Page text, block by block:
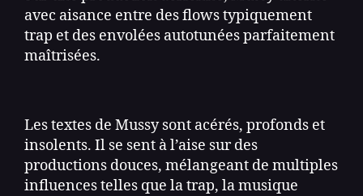
avec aisance entre des flows typiquement
trap et des envolées autotunées parfaitement
maîtrisées.
Les textes de Mussy sont acérés, profonds et
insolents. Il se sent à l’aise sur des
productions douces, mélangeant de multiples
influences telles que la trap, la musique